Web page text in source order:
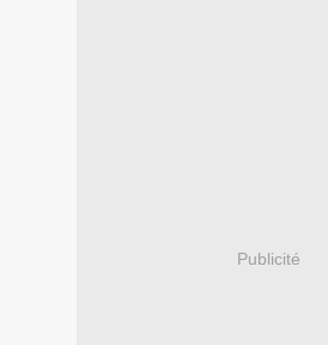
Publicité